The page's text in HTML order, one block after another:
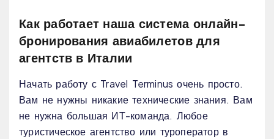
Как работает наша система онлайн-
бронирования авиабилетов для
агентств в Италии
Начать работу с Travel Terminus очень просто.
Вам не нужны никакие технические знания. Вам
не нужна большая ИТ-команда. Любое
туристическое агентство или туроператор в